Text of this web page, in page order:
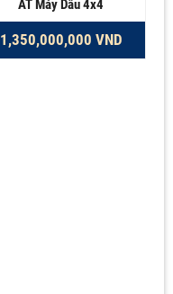
AT Máy Dầu 4x4
1,350,000,000 VND